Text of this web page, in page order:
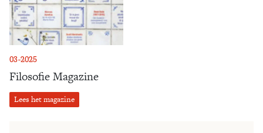
03-2025
Filosofie Magazine
Lees het magazine